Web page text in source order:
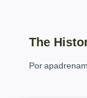
The
Por